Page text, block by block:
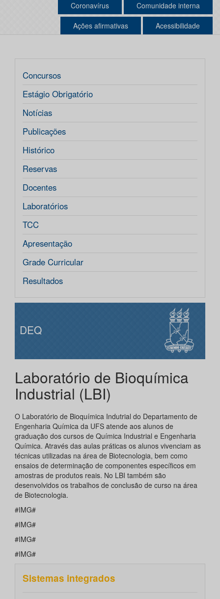
Coronavírus Comunidade interna
Ações afirmativas Acessibilidade
Concursos
Estágio Obrigatório
Notícias
Publicações
Histórico
Reservas
Docentes
Laboratórios
TCC
Apresentação
Grade Curricular
Resultados
DEQ
Laboratório de Bioquímica
Industrial (LBI)
O Laboratório de Bioquímica Indutrial do Departamento de
Engenharia Química da UFS atende aos alunos de
graduação dos cursos de Química Industrial e Engenharia
Química. Através das aulas práticas os alunos vivenciam as
técnicas utilizadas na área de Biotecnologia, bem como
ensaios de determinação de componentes específicos em
amostras de produtos reais. No LBI também são
desenvolvidos os trabalhos de conclusão de curso na área
de Biotecnologia.
#IMG#
#IMG#
#IMG#
#IMG#
Sistemas integrados